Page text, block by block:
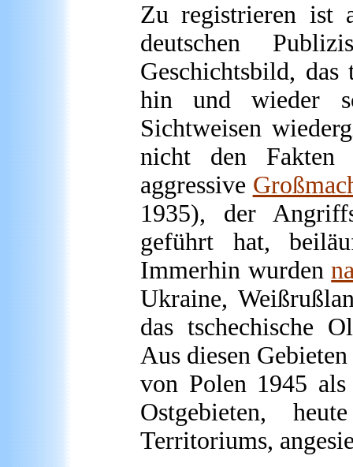
Zu registrieren ist
deutschen
Geschichtsbild,
hin und wieder
Sichtweisen
nicht den Fakten
aggressive
1935), der
geführt hat,
Immerhin wurden
Ukraine,
das tschechische
Aus diesen
von Polen 1945 als
Ostgebieten,
Territoriums,